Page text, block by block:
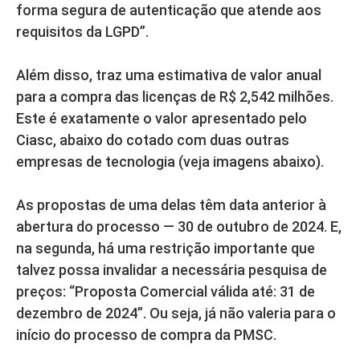
forma segura de autenticação que atende aos
requisitos da LGPD”.
Além disso, traz uma estimativa de valor anual
para a compra das licenças de R$ 2,542 milhões.
Este é exatamente o valor apresentado pelo
Ciasc, abaixo do cotado com duas outras
empresas de tecnologia (veja imagens abaixo).
As propostas de uma delas têm data anterior à
abertura do processo — 30 de outubro de 2024. E,
na segunda, há uma restrição importante que
talvez possa invalidar a necessária pesquisa de
preços: “Proposta Comercial válida até: 31 de
dezembro de 2024”. Ou seja, já não valeria para o
início do processo de compra da PMSC.